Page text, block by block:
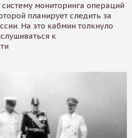
мониторинга операций
планирует следить за
На это кабмин толкнуло
к